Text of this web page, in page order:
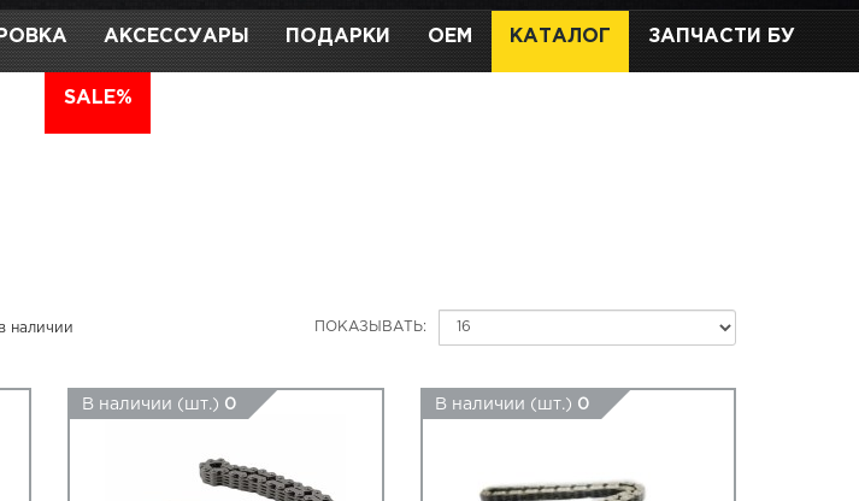
АКСЕССУАРЫ ПОДАРКИ OEM КАТАЛОГ ЗАПЧАСТИ БУ
SALE%
наличии ПОКАЗЫВАТЬ:
В наличии (шт.) 0 В наличии (шт.) 0